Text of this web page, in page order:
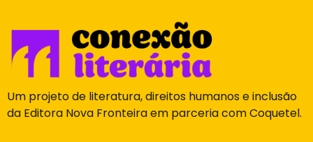
Um projeto de literatura, direitos humanos e inclusão
da Editora Nova Fronteira em parceria com Coquetel.